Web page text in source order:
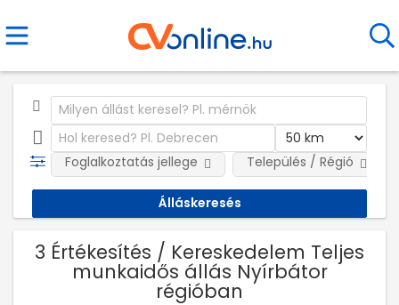
Foglalkoztatás jellege Település / Régió
3 Értékesítés / Kereskedelem Teljes
munkaidős állás Nyírbátor
régióban